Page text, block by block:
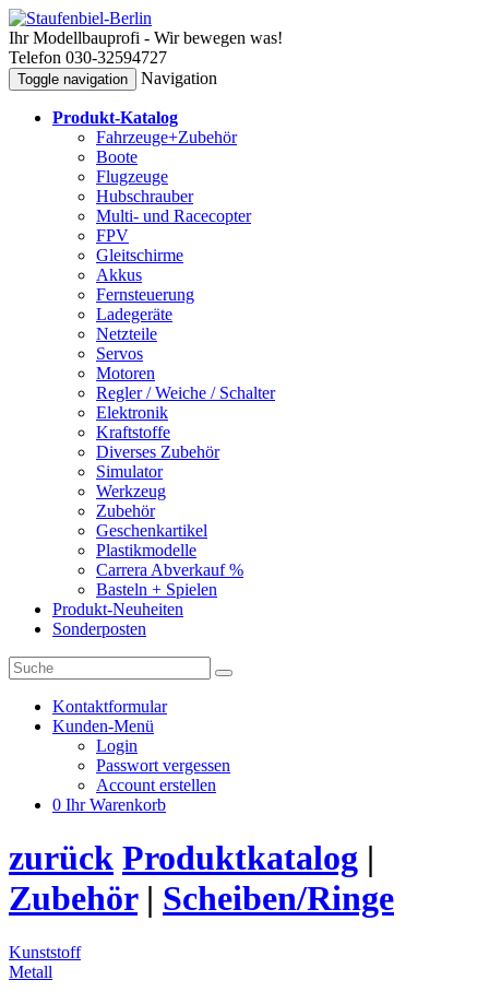
Ihr Modellbauprofi - Wir bewegen was!
Telefon 030-32594727
Toggle navigation Navigation
Produkt-Katalog
Fahrzeuge+Zubehör
Boote
Flugzeuge
Hubschrauber
Multi- und Racecopter
FPV
Gleitschirme
Akkus
Fernsteuerung
Ladegeräte
Netzteile
Servos
Motoren
Regler / Weiche / Schalter
Elektronik
Kraftstoffe
Diverses Zubehör
Simulator
Werkzeug
Zubehör
Geschenkartikel
Plastikmodelle
Carrera Abverkauf %
Basteln + Spielen
Produkt-Neuheiten
Sonderposten
Kontaktformular
Kunden-Menü
Login
Passwort vergessen
Account erstellen
0 Ihr Warenkorb
zurück Produktkatalog |
Zubehör| Scheiben/Ringe
Kunststoff
Metall